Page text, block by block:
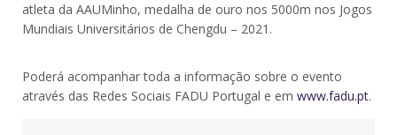
atleta da AAUMinho, medalha de ouro nos 5000m nos Jogos
Mundiais Universitários de Chengdu – 2021.
Poderá acompanhar toda a informação sobre o evento
através das Redes Sociais FADU Portugal e em www.fadu.pt.